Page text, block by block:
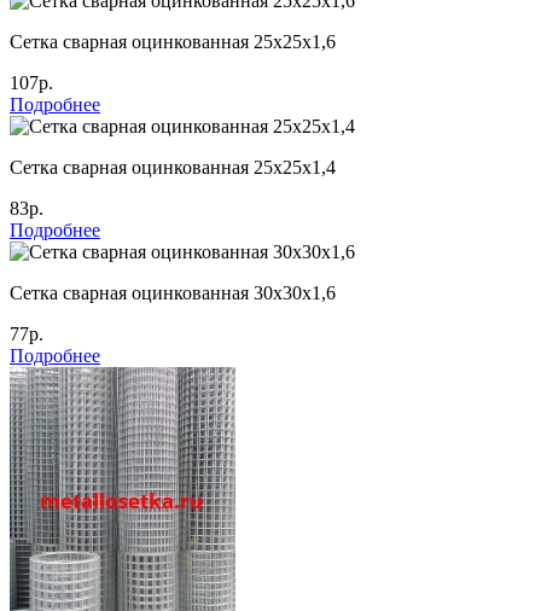
Сетка сварная оцинкованная 25х25х1,6
107р.
Подробнее
Сетка сварная оцинкованная 25х25х1,4
83р.
Подробнее
Сетка сварная оцинкованная 30х30х1,6
77р.
Подробнее